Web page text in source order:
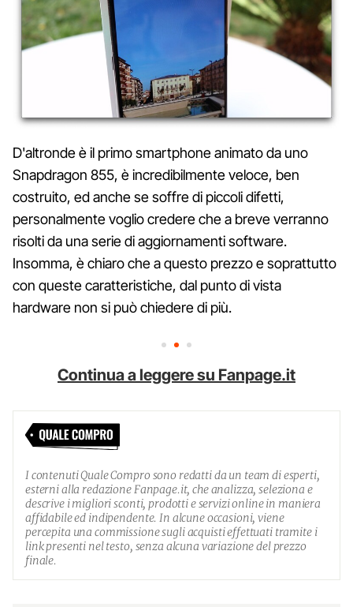
D'altronde è il primo smartphone animato da uno
Snapdragon 855, è incredibilmente veloce, ben
costruito, ed anche se soffre di piccoli difetti,
personalmente voglio credere che a breve verranno
risolti da una serie di aggiornamenti software.
Insomma, è chiaro che a questo prezzo e soprattutto
con queste caratteristiche, dal punto di vista
hardware non si può chiedere di più.
Continua a leggere su Fanpage.it
I contenuti Quale Compro sono redatti da un team di esperti,
esterni alla redazione Fanpage.it, che analizza, seleziona e
descrive i migliori sconti, prodotti e servizi online in maniera
affidabile ed indipendente. In alcune occasioni, viene
percepita una commissione sugli acquisti effettuati tramite i
link presenti nel testo, senza alcuna variazione del prezzo
finale.